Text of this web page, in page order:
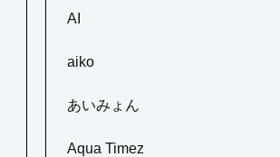
AI
aiko
あいみょん
Aqua Timez